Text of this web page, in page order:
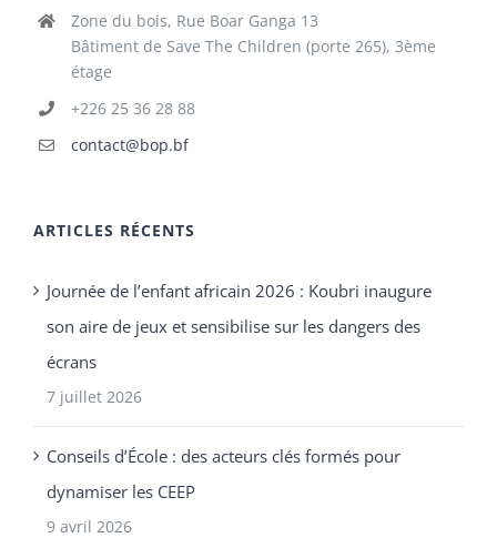
Zone du bois, Rue Boar Ganga 13
Bâtiment de Save The Children (porte 265), 3ème
étage
+226 25 36 28 88
contact@bop.bf
ARTICLES RÉCENTS
Journée de l’enfant africain 2026 : Koubri inaugure
son aire de jeux et sensibilise sur les dangers des
écrans
7 juillet 2026
Conseils d’École : des acteurs clés formés pour
dynamiser les CEEP
9 avril 2026